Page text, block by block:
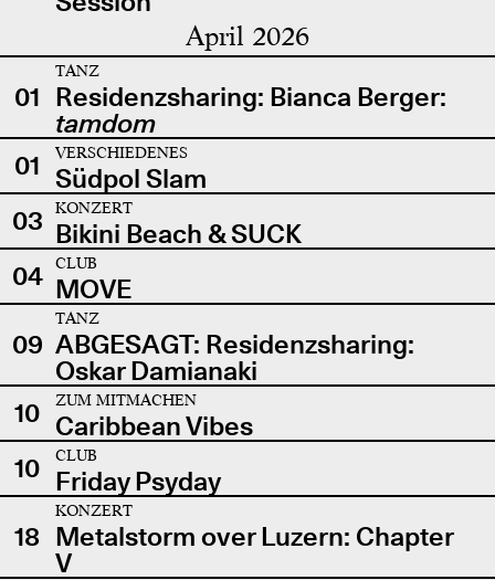
April 2026
01
TANZ
Residenzsharing: Bianca Berger:
tamdom
01
VERSCHIEDENES
Südpol Slam
03
KONZERT
Bikini Beach & SUCK
04
CLUB
MOVE
09
TANZ
ABGESAGT: Residenzsharing:
Oskar Damianaki
10
ZUM MITMACHEN
Caribbean Vibes
10
CLUB
Friday Psyday
18
KONZERT
Metalstorm over Luzern: Chapter
V